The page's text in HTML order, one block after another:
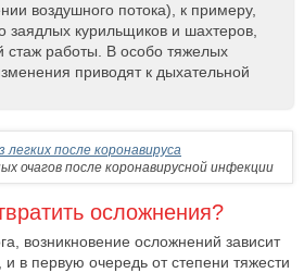
воздушного потока), к примеру,
заядлых курильщиков и шахтеров,
работы. В особо тяжелых
приводят к дыхательной
очагов после коронавирусной инфекции
осложнения?
возникновение осложнений зависит
в первую очередь от степени тяжести